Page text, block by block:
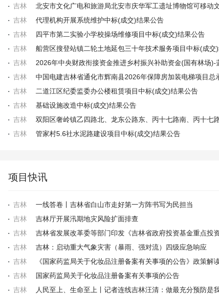
吉林
吉林
代理机构开展系统维护中标(成交)结果公告
吉林
四平市第二实验小学校操场维修项目中标(成交)结果公告
吉林
吉林
吉林
吉林
二道江区纪委监委办公楼租赁项目中标(成交)结果公告
吉林
基础设施改造中标(成交)结果公告
吉林
吉林
管家村5.6社水泥路建设项目中标(成交)结果公告
项目快讯
吉林
一线答卷丨吉林省白山市走好第一方阵书写为民担当
吉林
吉林厅开展汛期地灾风险扩面排查
吉林
吉林
吉林：启动重大气象灾害（暴雨、强对流）四级应急响应
吉林
《国家药监局关于化妆品注册备案有关事项的公告》政策解
吉林
国家药监局关于化妆品注册备案有关事项的公告
吉林